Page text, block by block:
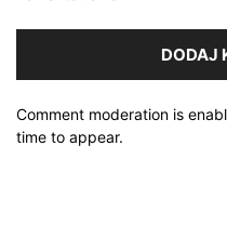
Comment moderation is
time to appear.